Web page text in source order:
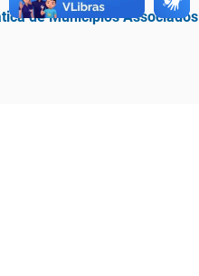
de Municípios Associados